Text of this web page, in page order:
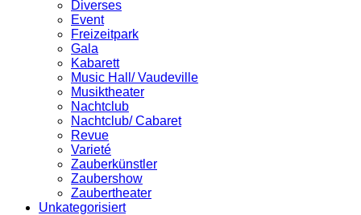
Diverses
Event
Freizeitpark
Gala
Kabarett
Music Hall/ Vaudeville
Musiktheater
Nachtclub
Nachtclub/ Cabaret
Revue
Varieté
Zauberkünstler
Zaubershow
Zaubertheater
Unkategorisiert